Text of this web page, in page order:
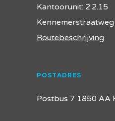
Kantoorunit: 2.2.15
Routebeschrijving
POSTADRES
Postbus 7 1850 AA